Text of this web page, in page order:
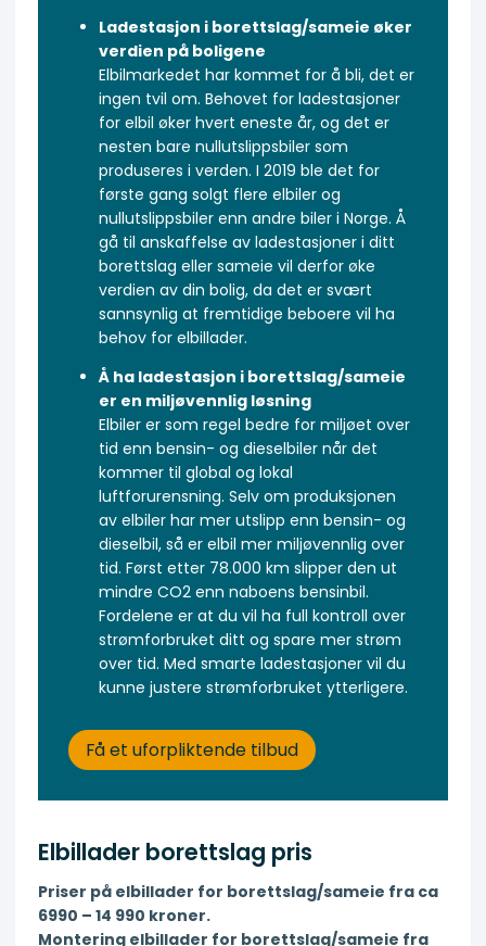
Ladestasjon i borettslag/sameie øker
verdien på boligene
Elbilmarkedet har kommet for å bli, det er
ingen tvil om. Behovet for ladestasjoner
for elbil øker hvert eneste år, og det er
nesten bare nullutslippsbiler som
produseres i verden. I 2019 ble det for
første gang solgt flere elbiler og
nullutslippsbiler enn andre biler i Norge. Å
gå til anskaffelse av ladestasjoner i ditt
borettslag eller sameie vil derfor øke
verdien av din bolig, da det er svært
sannsynlig at fremtidige beboere vil ha
behov for elbillader.
Å ha ladestasjon i borettslag/sameie
er en miljøvennlig løsning
Elbiler er som regel bedre for miljøet over
tid enn bensin- og dieselbiler når det
kommer til global og lokal
luftforurensning. Selv om produksjonen
av elbiler har mer utslipp enn bensin- og
dieselbil, så er elbil mer miljøvennlig over
tid. Først etter 78.000 km slipper den ut
mindre CO2 enn naboens bensinbil.
Fordelene er at du vil ha full kontroll over
strømforbruket ditt og spare mer strøm
over tid. Med smarte ladestasjoner vil du
kunne justere strømforbruket ytterligere.
Få et uforpliktende tilbud
Elbillader borettslag pris
Priser på elbillader for borettslag/sameie fra ca
6990 – 14 990 kroner.
Montering elbillader for borettslag/sameie fra